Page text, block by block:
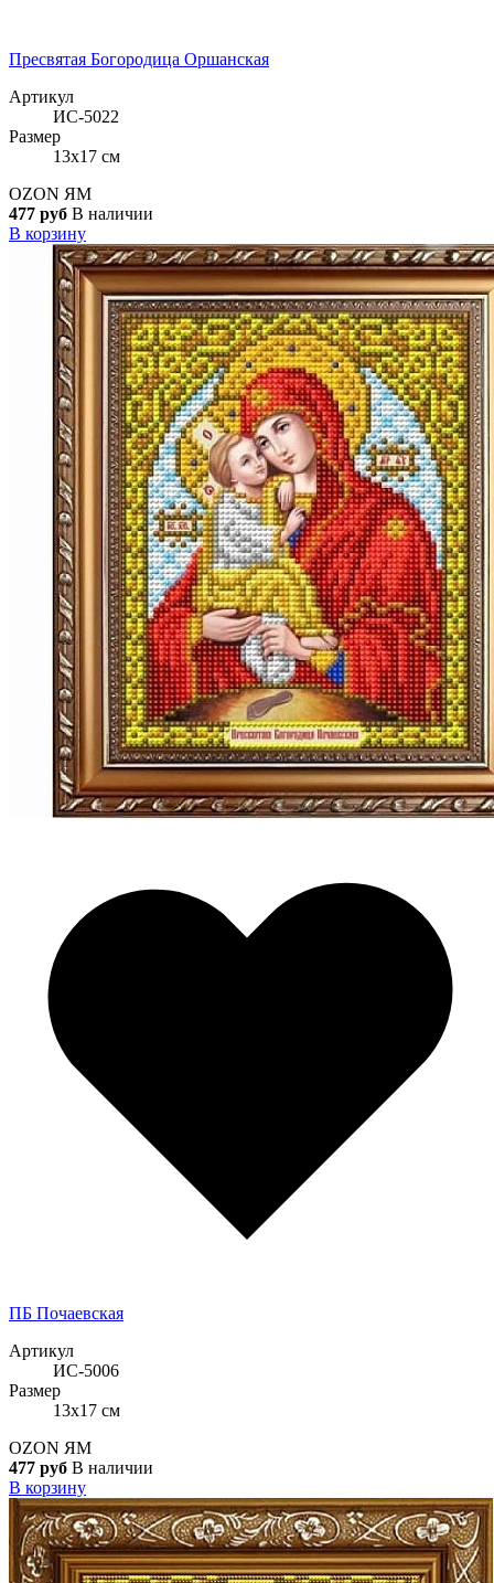
Пресвятая Богородица Оршанская
Артикул
ИС-5022
Размер
13x17 см
OZON ЯМ
477 руб В наличии
В корзину
ПБ Почаевская
Артикул
ИС-5006
Размер
13x17 см
OZON ЯМ
477 руб В наличии
В корзину